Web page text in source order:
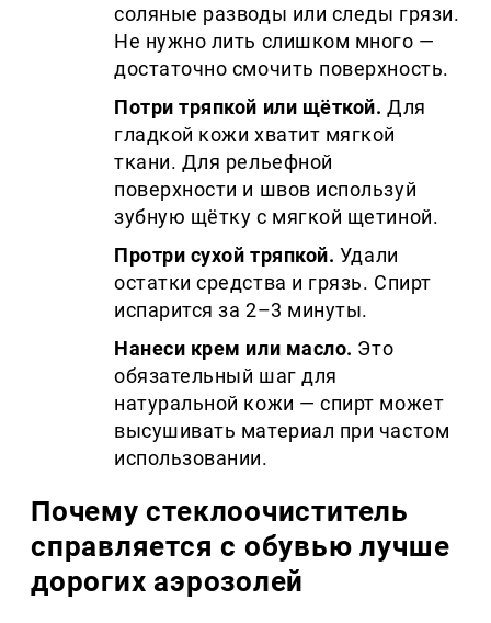
соляные разводы или следы грязи.
Не нужно лить слишком много —
достаточно смочить поверхность.
Потри тряпкой или щёткой. Для
гладкой кожи хватит мягкой
ткани. Для рельефной
поверхности и швов используй
зубную щётку с мягкой щетиной.
Протри сухой тряпкой. Удали
остатки средства и грязь. Спирт
испарится за 2–3 минуты.
Нанеси крем или масло. Это
обязательный шаг для
натуральной кожи — спирт может
высушивать материал при частом
использовании.
Почему стеклоочиститель
справляется с обувью лучше
дорогих аэрозолей